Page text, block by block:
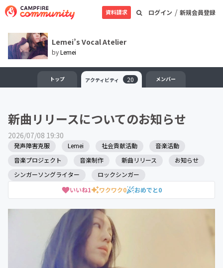
ログイン / 新規会員登録
資料請求
Lemei’s Vocal Atelier
byLemei
トップ アクティビティ 20 メンバー
新曲リリースについてのお知らせ
2026/07/08 19:30
いいね1 ワクワク0 おめでと0
発声障害克服 Lemei 社会貢献活動
音楽活動
音楽プロジェクト
音楽制作 新曲リリース
お知らせ
シンガーソングライター
ロックシンガー